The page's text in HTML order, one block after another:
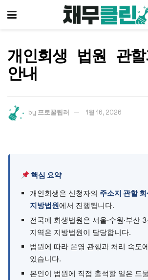
개인회생 법원 관
안내
by 프로꿀팁러 1월 16, 2026
핵심 요약
개인회생은 신청자의 주소지 관할 회
지방법원에서 진행됩니다.
전국에 회생법원은 서울·수원·부산
지역은 지방법원이 담당합니다.
법원에 따라 운영 관행과 처리 속도
있습니다.
본인이 법원에 직접 출석할 일은 드